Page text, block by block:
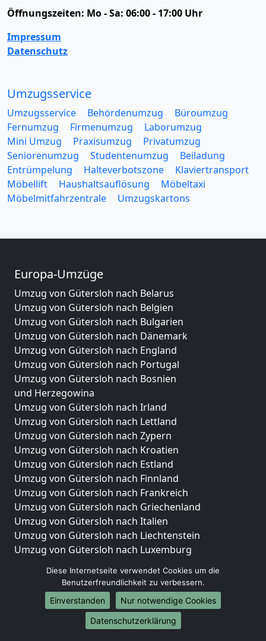
Öffnungszeiten: Mo - Sa: 06:00 - 17:00 Uhr
Impressum
Datenschutz
Umzugsservice
Umzugsservice Behördenumzug
Büroumzug
Fernumzug
Firmenumzug
Laborumzug
Mini Umzug
Praxisumzug
Privatumzug
Seniorenumzug
Studentenumzug
Beiladung
Entrümpelung
Halteverbotszone
Klaviertransport
Möbellift
Haushaltsauflösung
Möbeltaxi
Möbelmitfahrzentrale
Umzugskartons
Europa-Umzüge
Umzug von Gütersloh nach Belarus
Umzug von Gütersloh nach Belgien
Umzug von Gütersloh nach Bulgarien
Umzug von Gütersloh nach Dänemark
Umzug von Gütersloh nach England
Umzug von Gütersloh nach Portugal
Umzug von Gütersloh nach Bosnien
und Herzegowina
Umzug von Gütersloh nach Irland
Umzug von Gütersloh nach Lettland
Umzug von Gütersloh nach Zypern
Umzug von Gütersloh nach Kroatien
Umzug von Gütersloh nach Estland
Umzug von Gütersloh nach Finnland
Umzug von Gütersloh nach Frankreich
Umzug von Gütersloh nach Griechenland
Umzug von Gütersloh nach Italien
Umzug von Gütersloh nach Liechtenstein
Umzug von Gütersloh nach Luxemburg
Umzug von Gütersloh nach Norwegen
Umzüge-Deutschlandweit
Umzug von Gütersloh nach Berlin
Diese Internetseite verwendet Cookies um die
Benutzerfreundlichkeit zu verbessern.
Einverstanden
Nur notwendige Cookies
Datenschutzerklärung